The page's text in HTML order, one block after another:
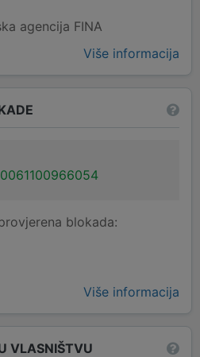
agencija FINA
Više informacija
blokada:
Više informacija
VLASNIŠTVU